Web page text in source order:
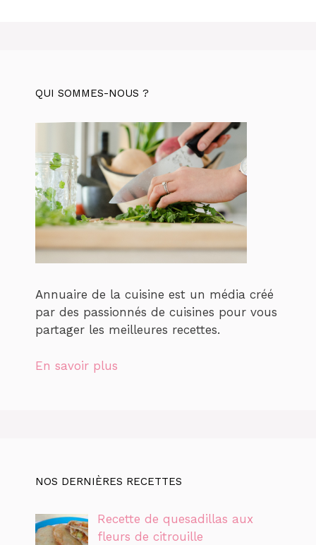
QUI SOMMES-NOUS ?
Annuaire de la cuisine est un média créé
par des passionnés de cuisines pour vous
partager les meilleures recettes.
En savoir plus
NOS DERNIÈRES RECETTES
Recette de quesadillas aux
fleurs de citrouille